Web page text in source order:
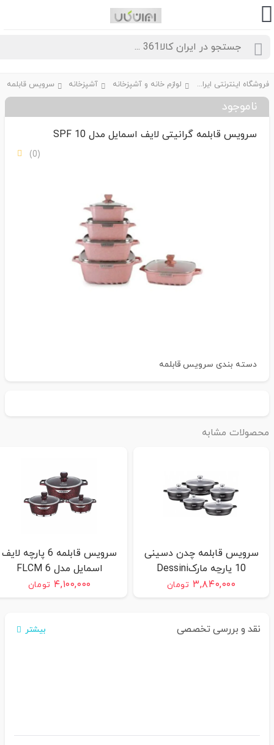
فروشگاه اینترنتی ایران کالا361 لوازم خانه و آشپزخانه آشپزخانه سرویس قابلمه
ناموجود
سرویس قابلمه گرانیتی لایف اسمایل مدل SPF 10
دسته بندیسرویس قابلمه
مشابه
سرویس قابلمه چدن دسینی
10 پارچه مارکDessini
رنگ:مشکی
۳,۸۴۰,۰۰۰ تومان
سرویس قابلمه 6 پارچه لایف
اسمایل مدل FLCM 6
۴,۱۰۰,۰۰۰ تومان
نقد و بررسی تخصصی بیشتر